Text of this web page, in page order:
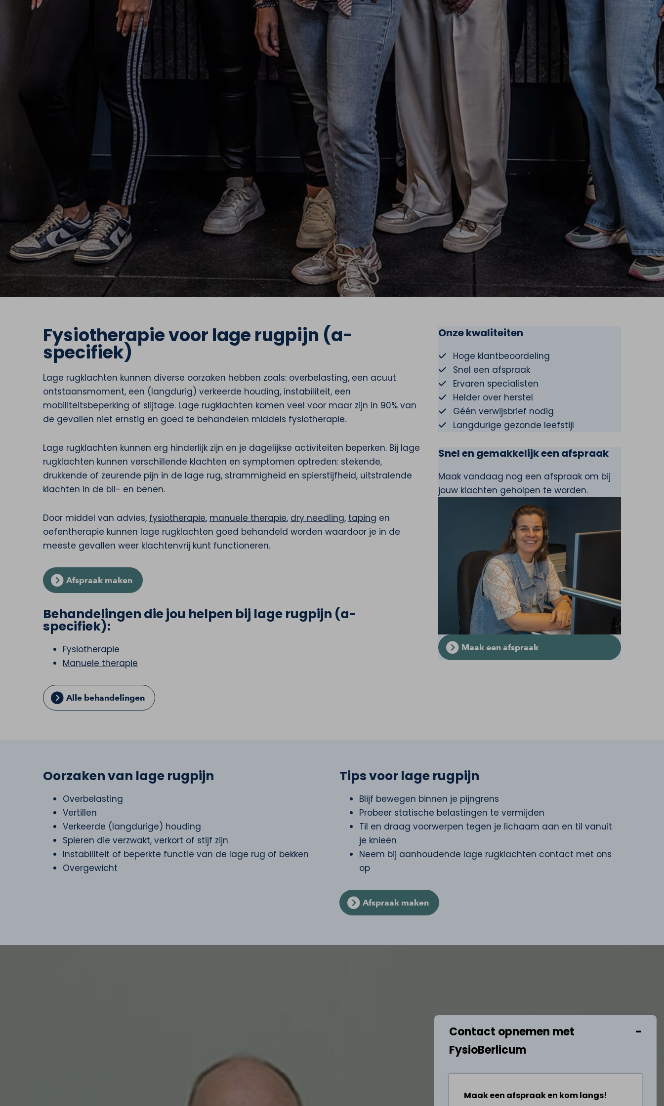
Fysiotherapie voor lage rugpijn (a-
specifiek)
Lage rugklachten kunnen diverse oorzaken hebben zoals: overbelasting, een acuut
ontstaansmoment, een (langdurig) verkeerde houding, instabiliteit, een
mobiliteitsbeperking of slijtage. Lage rugklachten komen veel voor maar zijn in 90% van
de gevallen niet ernstig en goed te behandelen middels fysiotherapie.
Lage rugklachten kunnen erg hinderlijk zijn en je dagelijkse activiteiten beperken. Bij lage
rugklachten kunnen verschillende klachten en symptomen optreden: stekende,
drukkende of zeurende pijn in de lage rug, strammigheid en spierstijfheid, uitstralende
klachten in de bil- en benen.
Door middel van advies, fysiotherapie, manuele therapie, dry needling, taping en
oefentherapie kunnen lage rugklachten goed behandeld worden waardoor je in de
meeste gevallen weer klachtenvrij kunt functioneren.
Afspraak maken
Behandelingen die jou helpen bij lage rugpijn (a-
specifiek):
Fysiotherapie
Manuele therapie
Alle behandelingen
Onze kwaliteiten
Hoge klantbeoordeling
Snel een afspraak
Ervaren specialisten
Helder over herstel
Géén verwijsbrief nodig
Langdurige gezonde leefstijl
Snel en gemakkelijk een afspraak
Maak vandaag nog een afspraak om bij
jouw klachten geholpen te worden.
Maak een afspraak
Oorzaken van lage rugpijn
Overbelasting
Vertillen
Verkeerde (langdurige) houding
Spieren die verzwakt, verkort of stijf zijn
Instabiliteit of beperkte functie van de lage rug of bekken
Overgewicht
Tips voor lage rugpijn
Blijf bewegen binnen je pijngrens
Probeer statische belastingen te vermijden
Til en draag voorwerpen tegen je lichaam aan en til vanuit
je knieën
Neem bij aanhoudende lage rugklachten contact met ons
op
Afspraak maken
Contact opnemen met
FysioBerlicum
Maak een afspraak en kom langs!